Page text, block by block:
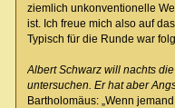
ziemlich unkonventionelle
ist. Ich freue mich also auf
Typisch für die Runde war
Albert Schwarz will nachts
untersuchen. Er hat aber
Bartholomäus: „Wenn